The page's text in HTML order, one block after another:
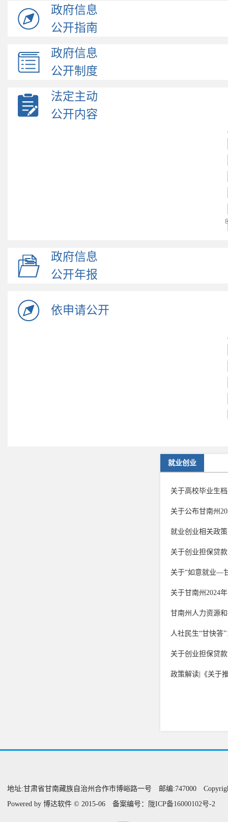
政府信息
公开指南
政府信息
公开制度
法定主动
公开内容
政府信息
公开年报
依申请公开
就业创业
关于高校毕业生
关于公布甘南州
就业创业相关政策
关于创业担保贷
关于“如意就业—
关于甘南州2024
甘南州人力资源
人社民生“甘快答
关于创业担保贷
政策解读|《关于
地址:甘肃省甘南藏族自治州合作市博峪路一号 邮编:747000
Powered by 博达软件 © 2015-06 备案编号：
陇ICP备16000102号-2